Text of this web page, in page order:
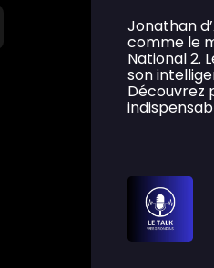
Jonathan
comme le
National 2.
son
Découvrez